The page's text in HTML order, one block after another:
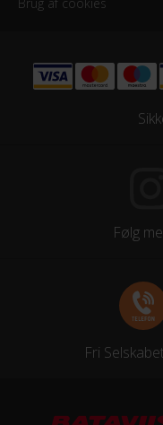
Shimano Shimano
HJUL & DÆK
Stelmateriale
Følg
Fri